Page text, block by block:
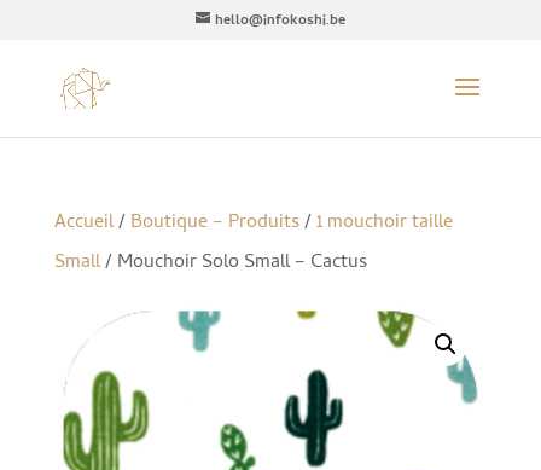
hello@infokoshi.be
Accueil/Boutique – Produits/1 mouchoir taille
Small/ Mouchoir Solo Small – Cactus